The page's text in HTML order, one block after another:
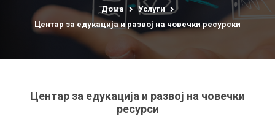
Дома
Услуги
Центар за едукација и развој на човечки ресурски
Центар за едукација и развој на човечки
ресурси